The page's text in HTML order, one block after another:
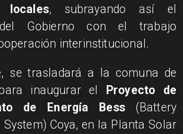
locales, subrayando así el
Gobierno con el trabajo
interinstitucional.
se trasladará a la comuna de
inaugurar el
Proyecto de
de Energía Bess(Battery
System) Coya, en la Planta Solar